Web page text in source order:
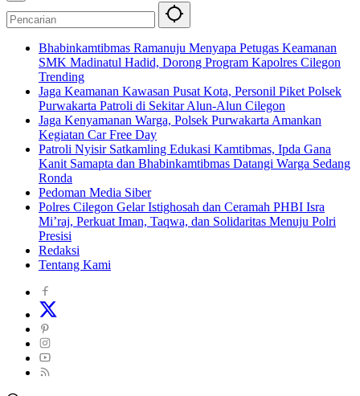
Bhabinkamtibmas Ramanuju Menyapa Petugas Keamanan
SMK Madinatul Hadid, Dorong Program Kapolres Cilegon
Trending
Jaga Keamanan Kawasan Pusat Kota, Personil Piket Polsek
Purwakarta Patroli di Sekitar Alun-Alun Cilegon
Jaga Kenyamanan Warga, Polsek Purwakarta Amankan
Kegiatan Car Free Day
Patroli Nyisir Satkamling Edukasi Kamtibmas, Ipda Gana
Kanit Samapta dan Bhabinkamtibmas Datangi Warga Sedang
Ronda
Pedoman Media Siber
Polres Cilegon Gelar Istighosah dan Ceramah PHBI Isra
Mi’raj, Perkuat Iman, Taqwa, dan Solidaritas Menuju Polri
Presisi
Redaksi
Tentang Kami